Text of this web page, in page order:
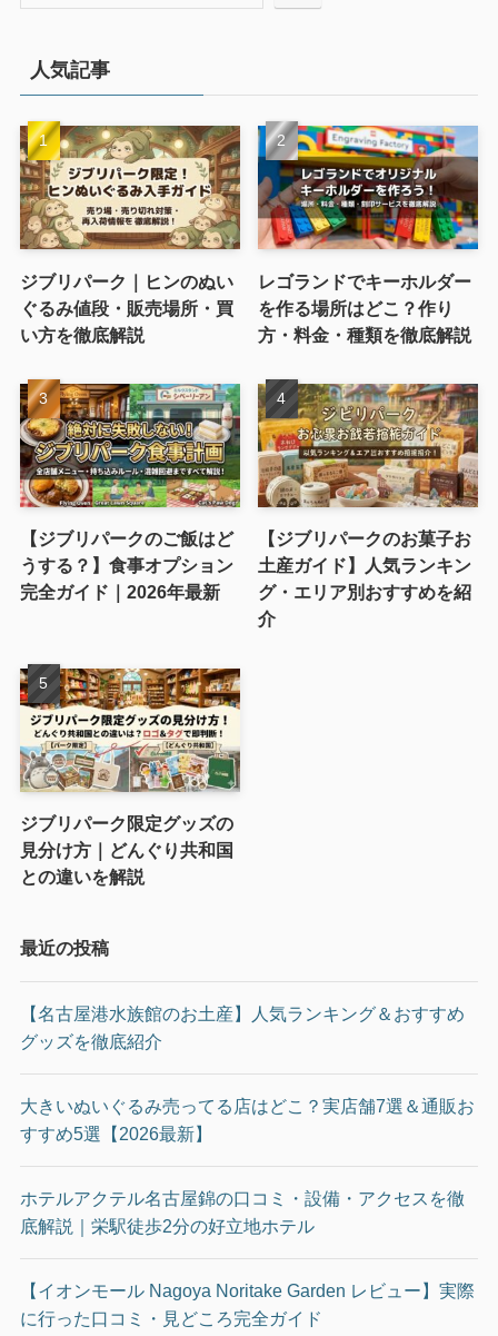
人気記事
ジブリパーク｜ヒンのぬい
ぐるみ値段・販売場所・買
い方を徹底解説
レゴランドでキーホルダー
を作る場所はどこ？作り
方・料金・種類を徹底解説
【ジブリパークのご飯はど
うする？】食事オプション
完全ガイド｜2026年最新
【ジブリパークのお菓子お
土産ガイド】人気ランキン
グ・エリア別おすすめを紹
介
ジブリパーク限定グッズの
見分け方｜どんぐり共和国
との違いを解説
最近の投稿
【名古屋港水族館のお土産】人気ランキング＆おすすめ
グッズを徹底紹介
大きいぬいぐるみ売ってる店はどこ？実店舗7選＆通販お
すすめ5選【2026最新】
ホテルアクテル名古屋錦の口コミ・設備・アクセスを徹
底解説｜栄駅徒歩2分の好立地ホテル
【イオンモール Nagoya Noritake Garden レビュー】実際
に行った口コミ・見どころ完全ガイド